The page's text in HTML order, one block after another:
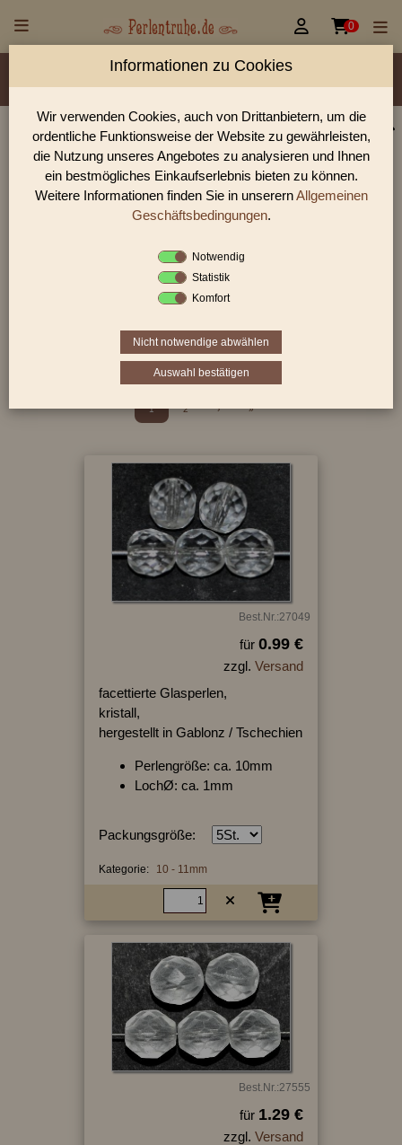
 0
Material/Glassorte Sorte/Form Farbe
Größen
Lochdurchmesser
Perlen Shop für facettierte Glasperlen facettiert
transparent 10,0 mm
In unserem Perlen Shop finden sie zahlreich facettierte
Glasperlen facettiert transparent 10,0 mm und viele weiter
Sie befinden sich in folgender Kategorie:
transparent|10 - 11mm
1 2 › »
Best.Nr.:27049
für 0.99 €
zzgl. Versand
facettierte Glasperlen,
kristall,
hergestellt in Gablonz / Tschechien
Perlengröße: ca. 10mm
LochØ: ca. 1mm
Packungsgröße:
Kategorie: 10 - 11mm
Best.Nr.:27555
für 1.29 €
zzgl. Versand
Informationen zu Cookies
Wir verwenden Cookies, auch von Drittanbietern, um die
ordentliche Funktionsweise der Website zu gewährleisten,
die Nutzung unseres Angebotes zu analysieren und Ihnen
ein bestmögliches Einkaufserlebnis bieten zu können.
Weitere Informationen finden Sie in unserernAllgemeinen
Geschäftsbedingungen.
Notwendig
Statistik
Komfort
Nicht notwendige abwählen
Auswahl bestätigen